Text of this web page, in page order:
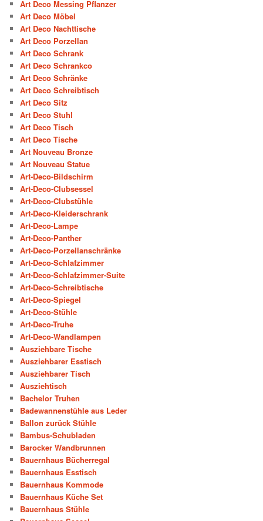
Art Deco Messing Pflanzer
Art Deco Möbel
Art Deco Nachttische
Art Deco Porzellan
Art Deco Schrank
Art Deco Schrankco
Art Deco Schränke
Art Deco Schreibtisch
Art Deco Sitz
Art Deco Stuhl
Art Deco Tisch
Art Deco Tische
Art Nouveau Bronze
Art Nouveau Statue
Art-Deco-Bildschirm
Art-Deco-Clubsessel
Art-Deco-Clubstühle
Art-Deco-Kleiderschrank
Art-Deco-Lampe
Art-Deco-Panther
Art-Deco-Porzellanschränke
Art-Deco-Schlafzimmer
Art-Deco-Schlafzimmer-Suite
Art-Deco-Schreibtische
Art-Deco-Spiegel
Art-Deco-Stühle
Art-Deco-Truhe
Art-Deco-Wandlampen
Ausziehbare Tische
Ausziehbarer Esstisch
Ausziehbarer Tisch
Ausziehtisch
Bachelor Truhen
Badewannenstühle aus Leder
Ballon zurück Stühle
Bambus-Schubladen
Barocker Wandbrunnen
Bauernhaus Bücherregal
Bauernhaus Esstisch
Bauernhaus Kommode
Bauernhaus Küche Set
Bauernhaus Stühle